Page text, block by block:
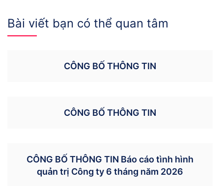
Bài viết bạn có thể quan tâm
CÔNG BỐ THÔNG TIN
CÔNG BỐ THÔNG TIN
CÔNG BỐ THÔNG TIN Báo cáo tình hình
quản trị Công ty 6 tháng năm 2026